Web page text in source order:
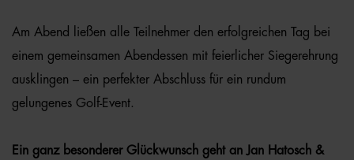
Am Abend ließen alle Teilnehmer den erfolgreichen Tag bei
einem gemeinsamen Abendessen mit feierlicher Siegerehrung
ausklingen – ein perfekter Abschluss für ein rundum
gelungenes Golf-Event.
Ein ganz besonderer Glückwunsch geht an Jan Hatosch &